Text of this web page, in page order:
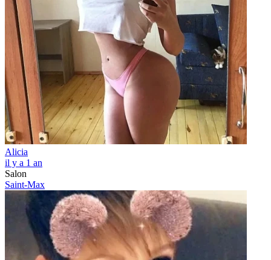
Alicia
il y a 1 an
Salon
Saint-Max